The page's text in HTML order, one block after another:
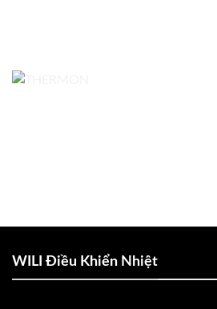
WILI Điều Khiển Nhiệt